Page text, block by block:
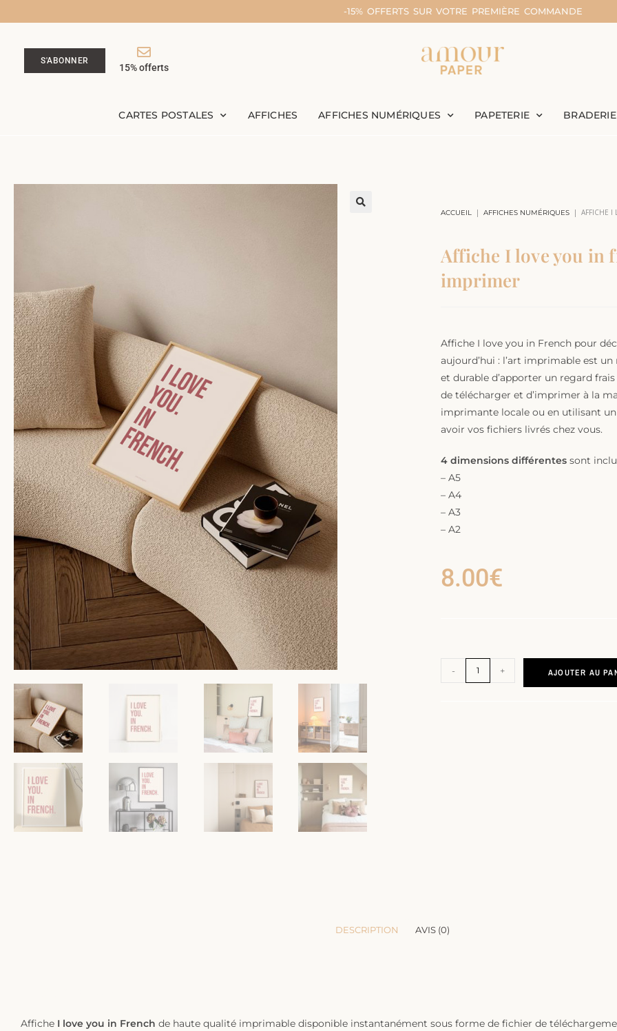
-15% OFFERTS SUR VOTRE PREMIÈRE COMMANDE
S'ABONNER
15% offerts
CARTES POSTALES AFFICHES AFFICHES NUMÉRIQUES PAPETERIE BRADERIE
ACCUEIL | AFFICHES NUMÉRIQUES | AFFICHE I
Affiche I love you in
imprimer
Affiche I love you in French pour
aujourd’hui : l’art imprimable est
et durable d’apporter un regard
de télécharger et d’imprimer à la
imprimante locale ou en utilisant
avoir vos fichiers livrés chez vous.
4 dimensions différentes sont
– A5
– A4
– A3
– A2
8.00€
- + AJOUTER AU
DESCRIPTION AVIS (0)
Affiche I love you in French de haute qualité imprimable disponible instantanément sous forme de fichier de